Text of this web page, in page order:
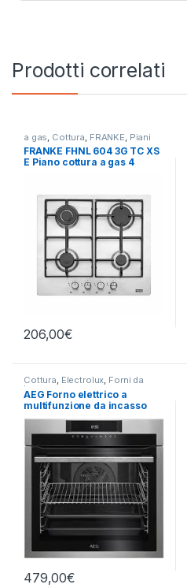
Prodotti correlati
a gas Cottura FRANKE Piani
Cottura
FRANKE FHNL 604 3G TC XS
E Piano cottura a gas 4
206,00€
Cottura, Electrolux, Forni da
Incasso
AEG Forno elettrico a
multifunzione da incasso
BEE 641222M
479,00€